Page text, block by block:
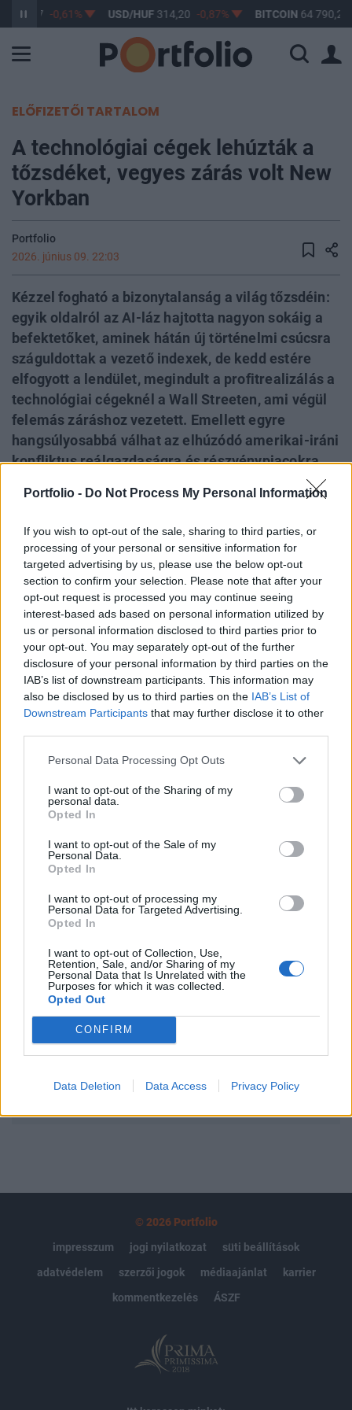
Portfolio - Do Not Process My Personal Information
If you wish to opt-out of the sale, sharing to third parties, or
processing of your personal or sensitive information for
targeted advertising by us, please use the below opt-out
section to confirm your selection. Please note that after your
opt-out request is processed you may continue seeing
interest-based ads based on personal information utilized by
us or personal information disclosed to third parties prior to
your opt-out. You may separately opt-out of the further
disclosure of your personal information by third parties on the
IAB’s list of downstream participants. This information may
also be disclosed by us to third parties on the IAB’s List of
Downstream Participants that may further disclose it to other
Personal Data Processing Opt Outs
I want to opt-out of the Sharing of my
personal data.
Opted In
I want to opt-out of the Sale of my
Personal Data.
Opted In
I want to opt-out of processing my
Personal Data for Targeted Advertising.
Opted In
I want to opt-out of Collection, Use,
Retention, Sale, and/or Sharing of my
Personal Data that Is Unrelated with the
Purposes for which it was collected.
Opted Out
CONFIRM
Data Deletion Data Access Privacy Policy
363,17 -0,61% USD/HUF314,20 -0,87% BITCOIN64 790,21
ELŐFIZETŐI TARTALOM
A technológiai cégek lehúzták a
tőzsdéket, vegyes zárás volt New
Yorkban
Portfolio
2026. június 09. 22:03
Kézzel fogható a bizonytalanság a világ tőzsdéin:
egyik oldalról az AI-láz hajtotta nagyon sokáig a
befektetőket, aminek hátán új történelmi csúcsra
száguldottak a vezető indexek, de kedd estére
elfogyott a lendület, megindult a profitrealizálás a
technológiai cégeknél a Wall Streeten, ami végül
felemás záráshoz vezetett. Emellett egyre
hangsúlyosabbá válhat az elhúzódó amerikai-iráni
konfliktus reálgazdaságra és részvénypiacokra
befektetőket. Hétfőn ezt a bizonytalanságot
hangulat Európában, részben annak is
köszönhetően, hogy Donald Trump szerint
napokon belül megszülethet a megállapodás
Iránnal. Az olajár közben esik, miután Irán és
Izrael bejelentette, hogy az amerikai elnök
felhívására felfüggesztették egymás elleni
támadásaikat, bár mindkét fél figyelmeztetett,
hogy az ellenségeskedést bármikor újrakezdhetik.
2026. június 09. 22:03 Megosztás Szebb lett a vége, de
vegyes a kép Vegyesen zártak kedden az amerikai
tőzsdeindexek, miután a technológiai részvények eladási
órákban enyhült a nyomás....
KEDVES OLVASÓNK!
A keresett cikk a portfolio.hu hírarchívumához
tartozik, melynek olvasása előfizetéses
regisztrációhoz kötött.
Portfolio.hu teljes cikkarchívum
Kötéslisták: BÉT elmúlt 2 év napon belüli
kötéslistái
Előfizetés
© 2026 Portfolio
impresszum
jogi nyilatkozat
süti beállítások
adatvédelem
szerzői jogok médiaajánlat
karrier
kommentkezelés
ÁSZF